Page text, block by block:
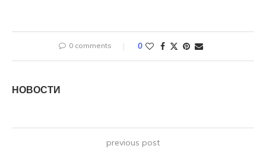
0 comments 0
НОВОСТИ
previous post